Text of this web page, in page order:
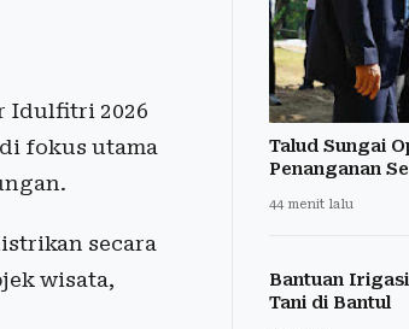
Idulfitri 2026
fokus utama
secara
wisata,
Talud Sungai
Penanganan
44 menit lalu
Bantuan
Tani di Bantul